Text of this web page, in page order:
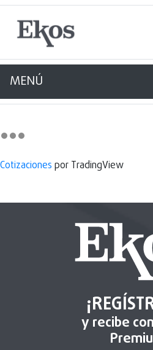
MENÚ
Cotizaciones por TradingView
y recibe